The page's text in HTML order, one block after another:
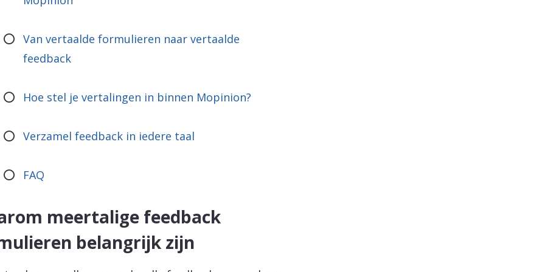
Van vertaalde formulieren naar vertaalde
feedback
Hoe stel je vertalingen in binnen Mopinion?
Verzamel feedback in iedere taal
FAQ
meertalige feedback
belangrijk zijn